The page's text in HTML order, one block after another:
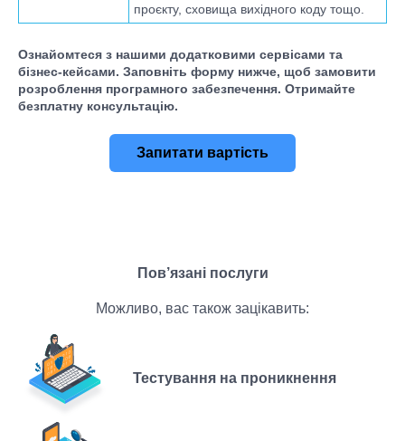
проєкту, сховища вихідного коду тощо.
Ознайомтеся з нашими додатковими сервісами та
бізнес-кейсами. Заповніть форму нижче, щоб замовити
розроблення програмного забезпечення. Отримайте
безплатну консультацію.
Запитати вартість
Пов’язані послуги
Можливо, вас також зацікавить:
Тестування на проникнення